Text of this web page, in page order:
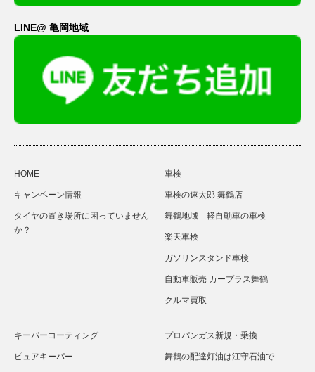
LINE@ 亀岡地域
HOME
キャンペーン情報
タイヤの置き場所に困っていません
か？
車検
車検の速太郎 舞鶴店
舞鶴地域 軽自動車の車検
楽天車検
ガソリンスタンド車検
自動車販売 カープラス舞鶴
クルマ買取
キーパーコーティング
ピュアキーパー
プロパンガス新規・乗換
舞鶴の配達灯油は江守石油で